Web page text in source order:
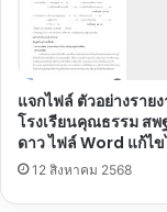
เกียรติ
บัตร
จาก
กระทรวง
ศึกษาธิการ
แจกไฟล์ ตัวอย่างราย
โรงเรียนคุณธรรม สพ
ดาว ไฟล์ Word แก้ไ
12 สิงหาคม 2568